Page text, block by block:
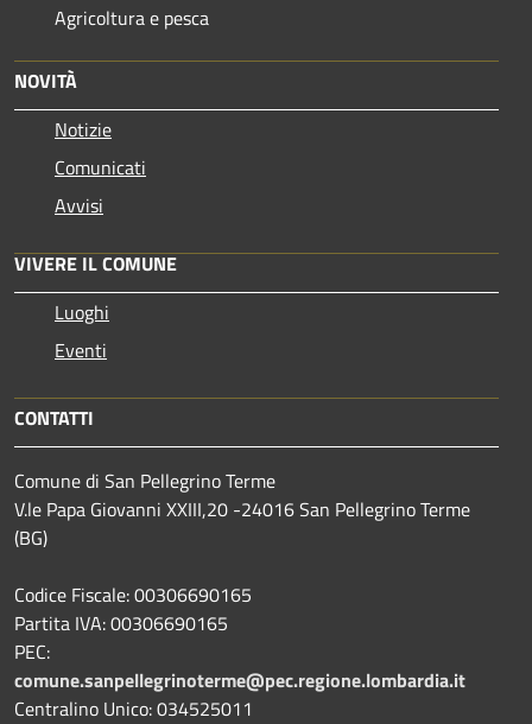
Agricoltura e pesca
NOVITÀ
Notizie
Comunicati
Avvisi
VIVERE IL COMUNE
Luoghi
Eventi
CONTATTI
Comune di San Pellegrino Terme
V.le Papa Giovanni XXIII,20 -24016 San Pellegrino Terme
(BG)
Codice Fiscale: 00306690165
Partita IVA: 00306690165
PEC:
comune.sanpellegrinoterme@pec.regione.lombardia.it
Centralino Unico: 034525011